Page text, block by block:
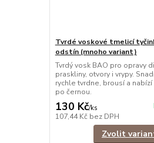
Tvrdé voskové tmelicí
odstín (mnoho variant)
Tvrdý vosk BAO pro opravy
praskliny, otvory i vrypy.
rychle tvrdne, brousí a
po černou.
130 Kč/ks
107,44 Kč bez DPH
Zvolit